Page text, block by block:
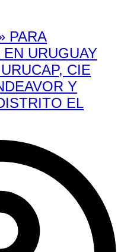
PARA
URUGUAY
CIE
Y
EL